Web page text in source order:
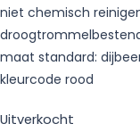
niet chemisch
maat standard:
kleurcode rood
Uitverkocht